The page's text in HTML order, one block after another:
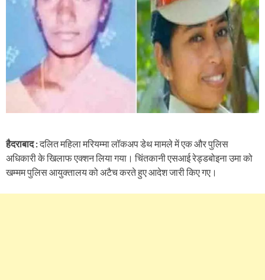
हैदराबाद :दलित महिला मरियम्मा लॉकअप डेथ मामले में एक और पुलिस
अधिकारी के खिलाफ एक्शन लिया गया। चिंतकानी एसआई रेड्डबोइना उमा को
खम्मम पुलिस आयुक्तालय को अटैच करते हुए आदेश जारी किए गए।